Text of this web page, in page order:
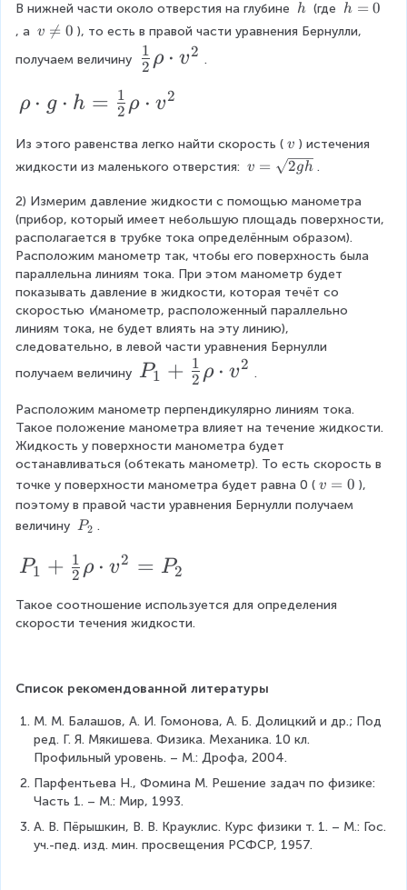
d
t
S
1
\
d
o
v
_
1
\
c
d
o
t
\
D
t
a
t
\
o
t
\
d
o
1
\
D
t
t
c
d
o
t
v
_
2
^
2
-
\
fr
a
c
{
}
}
\
o
\
c
{
}
2
}
\
r
h
o
\
c
d
o
t
v
_
1
^
2
=
_
2
\
r
\
d
a
c
1
{
}
\
r
h
o
\
c
d
o
t
v
^
2
=
c
n
h
+
\f
a
c
{
}
{
2
}
\
r
h
\
c
d
o
t
^
2
d
o
t
h
+
\f
r
a
c
{
1
}
{
2
}
\
r
h
o
\
c
d
o
t
v
2
c
n
st
h
o
\
c
o
\
c
o
t
h
В нижней части около отверстия на глубине \
\
h (где h
=
h = 0
, а v
n
q
v 
= 0 ), то есть в правой части уравнения Бернулли,
получаем величину
\
r
c
1
}
{
2
}
\
r
o
\
c
d
o
v
2
2
1 ρ ⋅ v2 .
\
h
o
\
c
d
o
t
g
\
c
d
o
t
h
=
\f
r
c
{
}
{
\
h
ρ ⋅ g ⋅ h = 2
1 ρ ⋅ v2
Из этого равенства легко найти скорость ( \
\
v ) истечения
жидкости из маленького отверстия: v
\
s
q
r
t
{
2
g
h
}
v = 2gh .
2) Измерим давление жидкости с помощью манометра
(прибор, который имеет небольшую площадь поверхности,
располагается в трубке тока определённым образом).
Расположим манометр так, чтобы его поверхность была
параллельна линиям тока. При этом манометр будет
показывать давление в жидкости, которая течёт со
скоростью v(манометр, расположенный параллельно
линиям тока, не будет влиять на эту линию),
следовательно, в левой части уравнения Бернулли
получаем величину P
1
+
\f
r
{
1
}
}
\
r
h
o
\
c
P1 + 2
1 ρ ⋅ v2 .
Расположим манометр перпендикулярно линиям тока.
Такое положение манометра влияет на течение жидкости.
Жидкость у поверхности манометра будет
останавливаться (обтекать манометр). То есть скорость в
точке у поверхности манометра будет равна 0 ( v
=
v = 0 ),
поэтому в правой части уравнения Бернулли получаем
величину P
2
P2 .
P
1
r
a
1
}
P1 + 2
1 ρ ⋅ v2 = P2
Такое соотношение используется для определения
скорости течения жидкости.
Список рекомендованной литературы
М. М. Балашов, А. И. Гомонова, А. Б. Долицкий и др.; Под
ред. Г. Я. Мякишева. Физика. Механика. 10 кл.
Профильный уровень. – М.: Дрофа, 2004.
Парфентьева Н., Фомина М. Решение задач по физике:
Часть 1. – М.: Мир, 1993.
А. В. Пёрышкин, В. В. Крауклис. Курс физики т. 1. – М.: Гос.
уч.-пед. изд. мин. просвещения РСФСР, 1957.